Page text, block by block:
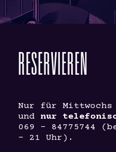
RESERVIEREN
Nur für Mittwochs
und nur
069 – 84775744
– 21 Uhr).